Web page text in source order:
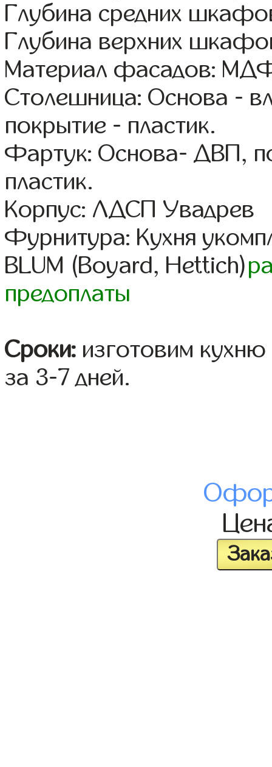
Глубина средних
Глубина верхних
Материал фасадов:
Столешница: Основа -
покрытие - пластик.
Фартук: Основа- ДВП,
пластик.
Корпус: ЛДСП Увадрев
Фурнитура: Кухня
BLUM (Boyard, Hettich)
предоплаты
Сроки: изготовим
за 3-7 дней.